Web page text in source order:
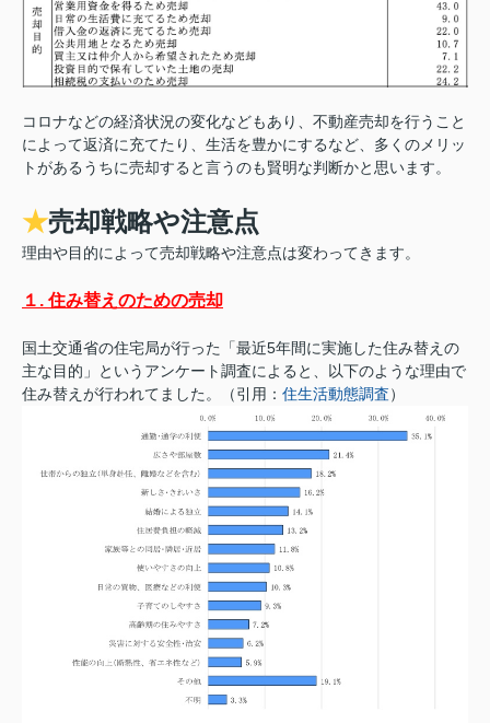
コロナなどの経済状況の変化などもあり、不動産売却を行うこと
によって返済に充てたり、生活を豊かにするなど、多くのメリッ
トがあるうちに売却すると言うのも賢明な判断かと思います。
★売却戦略や注意点
理由や目的によって売却戦略や注意点は変わってきます。
１. 住み替えのための売却
国土交通省の住宅局が行った「最近5年間に実施した住み替えの
主な目的」というアンケート調査によると、以下のような理由で
住み替えが行われてました。（引用： 住生活動態調査）